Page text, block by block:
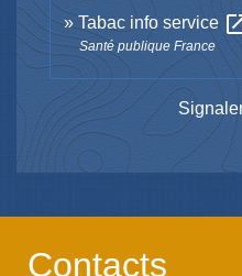
Tabac info service
Santé publique France
Contacts